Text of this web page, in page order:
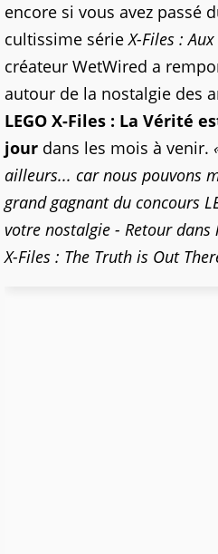
encore si vous avez passé
cultissime sérieX-Files :
créateur WetWired a
autour de la nostalgie des
LEGO X-Files : La Vérité
jour dans les mois à venir.
ailleurs... car nous pouvons
grand gagnant du concours
votre nostalgie - Retour dans
X-Files : The Truth is Out